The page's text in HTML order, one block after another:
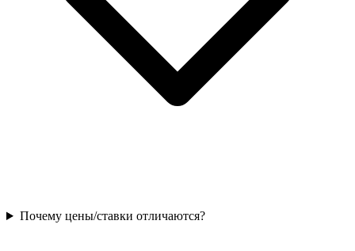
Почему цены/ставки отличаются?